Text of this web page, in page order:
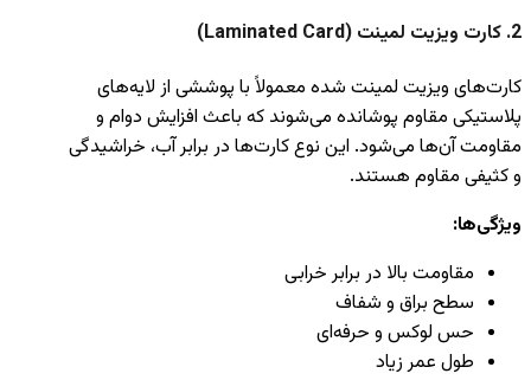
2. کارت ویزیت لمینت (Laminated Card)
کارت‌های ویزیت لمینت شده معمولاً با پوششی از لایه‌های
پلاستیکی مقاوم پوشانده می‌شوند که باعث افزایش دوام و
مقاومت آن‌ها می‌شود. این نوع کارت‌ها در برابر آب، خراشیدگی
و کثیفی مقاوم هستند.
ویژگی‌ها:
مقاومت بالا در برابر خرابی
سطح براق و شفاف
حس لوکس و حرفه‌ای
طول عمر زیاد